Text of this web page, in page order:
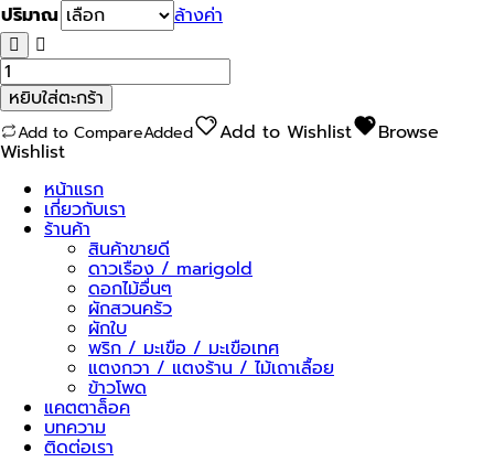
ปริมาณ
ล้างค่า
จำนวน
ดาว
เรือง
ดีพ
จี๊ด
ชิ้น
หยิบใส่ตะกร้า
Add to CompareAdded Add to Wishlist Browse
Wishlist
หน้าแรก
เกี่ยวกับเรา
ร้านค้า
สินค้าขายดี
ดาวเรือง / marigold
ดอกไม้อื่นๆ
ผักสวนครัว
ผักใบ
พริก / มะเขือ / มะเขือเทศ
แตงกวา / แตงร้าน / ไม้เถาเลื้อย
ข้าวโพด
แคตตาล็อค
บทความ
ติดต่อเรา